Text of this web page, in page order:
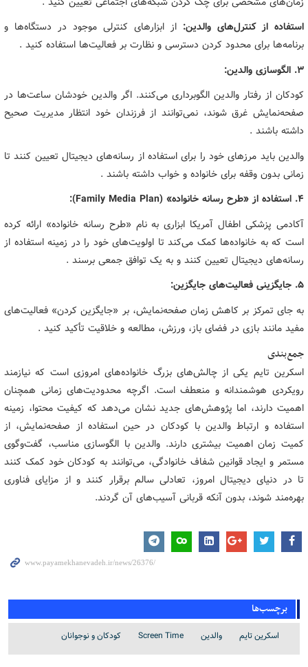
استفاده از کنترل‌های والدین: از ابزارهای کنترلی موجود در دستگاه‌ها و
برنامه‌ها برای محدود کردن دسترسی و نظارت بر فعالیت‌ها استفاده کنید .
۳. الگوسازی والدین:
کودکان از رفتار والدین الگوبرداری می‌کنند. اگر والدین خودشان ساعت‌ها در
صفحه‌نمایش غرق شوند، نمی‌توانند از فرزندان خود انتظار مدیریت صحیح
داشته باشند .
والدین باید مرزهای خود را برای استفاده از رسانه‌های دیجیتال تعیین کنند تا
زمانی بدون وقفه برای خانواده و خواب داشته باشند .
۴. استفاده از «طرح رسانه خانواده» (Family Media Plan):
آکادمی پزشکی اطفال آمریکا ابزاری به نام «طرح رسانه خانواده» ارائه کرده
است که به خانواده‌ها کمک می‌کند تا اولویت‌های خود را در زمینه استفاده از
رسانه‌های دیجیتال تعیین کنند و به یک توافق جمعی برسند .
۵. جایگزینی فعالیت‌های جایگزین:
به جای تمرکز بر کاهش زمان صفحه‌نمایش، بر «جایگزین کردن» فعالیت‌های
مفید مانند بازی در فضای باز، ورزش، مطالعه و خلاقیت تأکید کنید .
جمع‌بندی
اسکرین تایم یکی از چالش‌های بزرگ خانواده‌های امروزی است که نیازمند
رویکردی هوشمندانه و منعطف است. اگرچه محدودیت‌های زمانی همچنان
اهمیت دارند، اما پژوهش‌های جدید نشان می‌دهد که کیفیت محتوا، زمینه
استفاده و ارتباط والدین با کودکان در حین استفاده از صفحه‌نمایش، از
کمیت زمان اهمیت بیشتری دارند. والدین با الگوسازی مناسب، گفت‌وگوی
مستمر و ایجاد قوانین شفاف خانوادگی، می‌توانند به کودکان خود کمک کنند
تا در دنیای دیجیتال امروز، تعادلی سالم برقرار کنند و از مزایای فناوری
بهره‌مند شوند، بدون آنکه قربانی آسیب‌های آن گردند.
برچسب‌ها
اسکرین تایم والدین Screen Time کودکان و نوجوانان